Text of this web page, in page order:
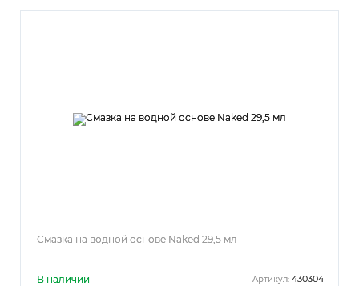
Смазка на водной основе Naked 29,5 мл
В наличии Артикул: 430304